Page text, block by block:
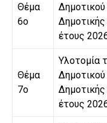
Θέμα
6ο
έτους
Θέμα
7ο
Υλοτομία
έτους